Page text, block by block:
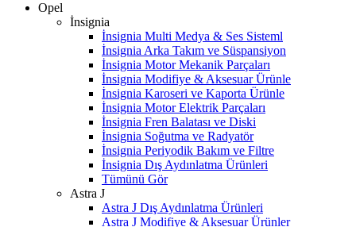
Opel
İnsignia
İnsignia Multi Medya & Ses Sisteml
İnsignia Arka Takım ve Süspansiyon
İnsignia Motor Mekanik Parçaları
İnsignia Modifiye & Aksesuar Ürünle
İnsignia Karoseri ve Kaporta Ürünle
İnsignia Motor Elektrik Parçaları
İnsignia Fren Balatası ve Diski
İnsignia Soğutma ve Radyatör
İnsignia Periyodik Bakım ve Filtre
İnsignia Dış Aydınlatma Ürünleri
Tümünü Gör
Astra J
Astra J Dış Aydınlatma Ürünleri
Astra J Modifiye & Aksesuar Ürünler